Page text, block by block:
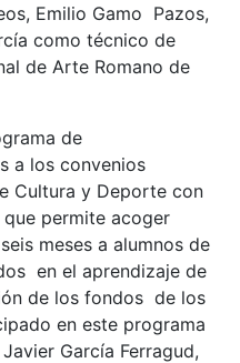
Emilio Gamo Pazos,
como técnico de
de Arte Romano de
de
a los convenios
Cultura y Deporte con
permite acoger
meses a alumnos de
en el aprendizaje de
de los fondos de los
en este programa
García Ferragud,